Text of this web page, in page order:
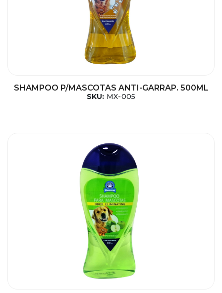
SHAMPOO P/MASCOTAS ANTI-GARRAP. 500ML
SKU: MX-005